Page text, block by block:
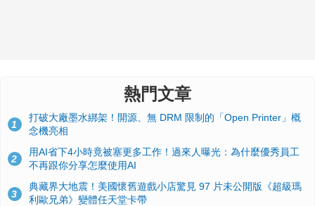
熱門文章
1
打破大廠墨水綁架！開源、無 DRM 限制的「Open Printer」概
念機亮相
2
用AI省下4小時竟被塞更多工作！過來人曝光：為什麼優秀員工
不再跟你分享怎麼使用AI
3
典藏界大地震！美國懷舊遊戲小店驚見 97 片未公開版《超級瑪
利歐兄弟》變體任天堂卡帶